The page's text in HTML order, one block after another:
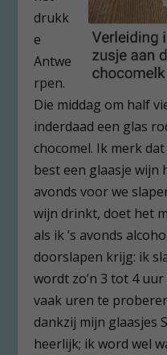
drukk
e
Antwe
rpen.
Die middag om half
inderdaad een glas
chocomel. Ik merk
best een glaasje wijn
avonds voor we
wijn drinkt, doet het
als ik ’s avonds
doorslapen krijg: ik
wordt zo’n 3 tot 4
vaak uren te
dankzij mijn glaasjes
heerlijk; ik word wel